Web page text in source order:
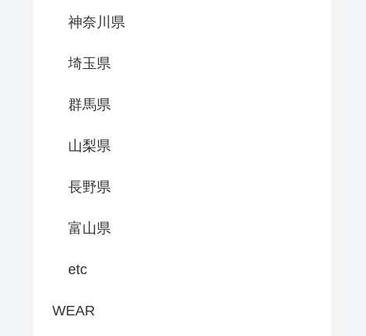
神奈川県
埼玉県
群馬県
山梨県
長野県
富山県
etc
WEAR